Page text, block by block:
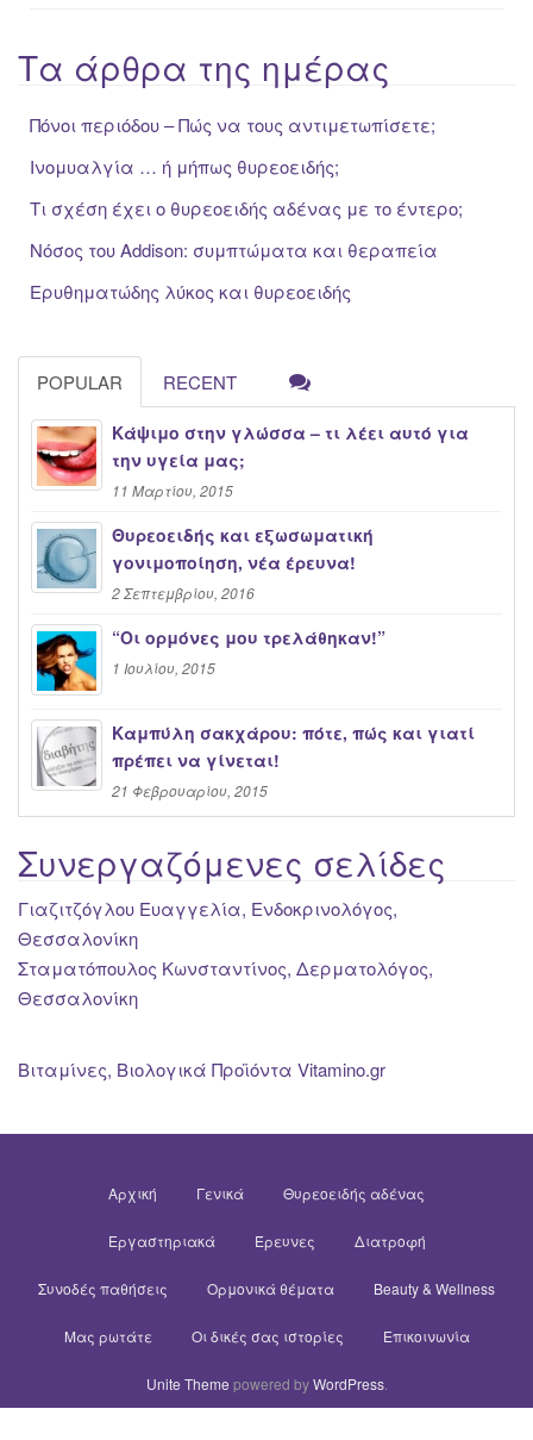
Τα άρθρα της ημέρας
Πόνοι περιόδου – Πώς να τους αντιμετωπίσετε;
Ινομυαλγία … ή μήπως θυρεοειδής;
Τι σχέση έχει ο θυρεοειδής αδένας με το έντερο;
Νόσος του Addison: συμπτώματα και θεραπεία
Ερυθηματώδης λύκος και θυρεοειδής
POPULAR RECENT
Κάψιμο στην γλώσσα – τι λέει αυτό για
την υγεία μας;
11 Μαρτίου, 2015
Θυρεοειδής και εξωσωματική
γονιμοποίηση, νέα έρευνα!
2 Σεπτεμβρίου, 2016
“Oι ορμόνες μου τρελάθηκαν!”
1 Ιουλίου, 2015
Καμπύλη σακχάρου: πότε, πώς και γιατί
πρέπει να γίνεται!
21 Φεβρουαρίου, 2015
Συνεργαζόμενες σελίδες
Γιαζιτζόγλου Ευαγγελία, Ενδοκρινολόγος,
Θεσσαλονίκη
Σταματόπουλος Κωνσταντίνος, Δερματολόγος,
Θεσσαλονίκη
Βιταμίνες, Βιολογικά Προϊόντα Vitamino.gr
Αρχική Γενικά Θυρεοειδής αδένας
Εργαστηριακά Έρευνες Διατροφή
Συνοδές παθήσεις Ορμονικά θέματα Beauty & Wellness
Μας ρωτάτε Οι δικές σας ιστορίες Επικοινωνία
Unite Theme powered byWordPress.